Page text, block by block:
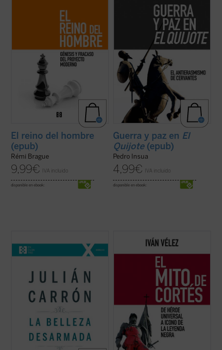
convertirse en el artífice único de su futuro.
Se habría llegado por fin al «reino del ...
El reino del hombre
(epub)
Rémi Brague
9,99€ IVA incluido
disponible en ebook:
polémica: probar el absurdo de aquellas
tesis, tan en boga, que defienden ...
(ver
Guerra y paz en El
Quijote(epub)
Pedro Insua
4,99€ IVA incluido
disponible en ebook:
volver a plantearnos preguntas y nos exige
nuevas o viejas respuestas, pero, en
cualquier caso, juicios directos, no
tanto, una invitación a abrirnos a los demás
Hace casi quinientos años que Hernán
Cortés conquistó Tenochtitlán junto a unos
tlaxcaltecas sometidos por Moctezuma.
Los hechos que llevaron al de Medellín a
convertirse en un personaje de talla
(ver ficha)